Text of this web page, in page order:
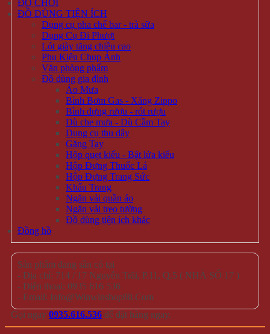
ĐỒ CHƠI
ĐỒ DÙNG TIỆN ÍCH
Dụng cụ pha chế bar - trà sữa
Dụng Cụ Đi Phượt
Lót giày tăng chiều cao
Phụ Kiện Chụp Ảnh
Văn phòng phẩm
Đồ dùng gia đình
Áo Mưa
Bình Bơm Gas - Xăng Zippo
Bình đựng rượu - rót rượu
Dù che mưa - Dù Cầm Tay
Dụng cụ thu dây
Găng Tay
Hộp quẹt kiểu - Bật lửa kiểu
Hộp Đựng Thuốc Lá
Hộp Đựng Trang Sức
Khẩu Trang
Ngăn vải quần áo
Ngăn vải treo tường
Đồ dùng tiện ích khác
Đồng hồ
Sản phẩm đang sẵn có tại
- Địa chỉ: 714 / 17 Nguyễn Trãi, P.11, Q.5 ( NHÀ SỐ 17 )
- Điện thoại: 0935 616 536
- Email: Info@Winwinshop88.Com
Gọi ngay 0935.616.536 để đặt hàng ngay.